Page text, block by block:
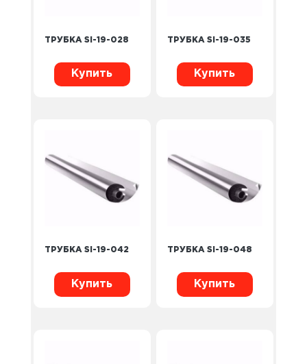
ТРУБКА SI-19-028
Купить
ТРУБКА SI-19-035
Купить
ТРУБКА SI-19-042
Купить
ТРУБКА SI-19-048
Купить